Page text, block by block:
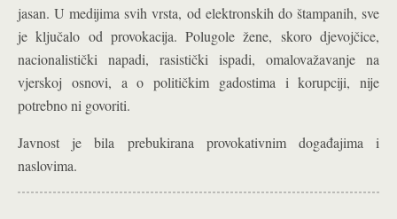
jasan. U medijima svih vrsta, od elektronskih do štampanih, sve
je ključalo od provokacija. Polugole žene, skoro djevojčice,
nacionalistički napadi, rasistički ispadi, omalovažavanje na
vjerskoj osnovi, a o političkim gadostima i korupciji, nije
potrebno ni govoriti.
Javnost je bila prebukirana provokativnim događajima i
naslovima.